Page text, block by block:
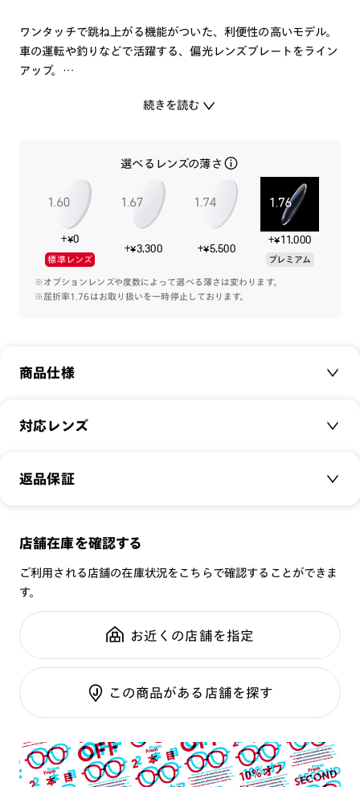
ワンタッチで跳ね上がる機能がついた、利便性の高いモデル。
車の運転や釣りなどで活躍する、偏光レンズプレートをライン
アップ。
専用のプレートケースが付属します。
-カラーレンズプレート-
[紫外線透過率]
0.1%以下
[可視光線透過率]
COLOR 86：15%（偏光レンズ）
COLOR 94：21%（偏光レンズ）
みの販売は行っておりませんのでご注意下さい。他の品番のプ
※本体にカラーレンズを入れ、サングラスプレートを併用した
場合、可視光線透過率が下がり、信号機の色等が判断しづらく
になっております。
※専用ケースの開口部に生地の破れや破損が生じた場合はご使
用を中止してください。
内部の金属パーツによりケガをする恐れがあります。
※＋3300円（税込）～でUVダブルカットレンズへ、＋5500
円（税込）～で遠近両用レンズ（遠近、中近、近近、サポート
レンズ含む）への交換が可能です。
お客様の度数によっては作成できない場合がございます。
※レンズ度数により、フレームとプレートに隙間が生じる場合
がございます。
プレートについて
・本製品は磁石を使用しています。心臓ペースメーカーや電気
で作動する体内埋め込み装置などの医療機器を装着している方
続きを読む
選べるレンズの薄さ
+¥0
標準レンズ
+¥3,300 +¥5,500
+¥11,000
プレミアム
※オプションレンズや度数によって選べる薄さは変わります。
※屈折率1.76はお取り扱いを一時停止しております。
商品仕様
商品名：
サイズ：
シリーズ： SCENE
性別： MEN
鼻パッド：
テンプル：樹脂
対応レンズ
クリアレンズ（常用・老眼鏡用）
※オンラインショップで作成可能なレンズはショッピングカート内で表示され
いしております。
※注文時に【度つき】→【レンズ交換券を発行】をお選びのうえ、店頭にてオ
除きます。）
※お選び頂くフレームや度数によっては作成できない場合がございます。
※RIM限定の記載があるカラーレンズは商品名に＜R!M＞の記載があるフレー
ムのみの対応となります。
返品保証
メガネの度数が合わなくなっても、
全国の店舗で無料フィッティング
修理のご相談もいつでもお気軽に
ご利用ガイド
店舗在庫を確認する
ご利用される店舗の在庫状況をこちらで確認することができま
す。
お近くの店舗を指定
この商品がある店舗を探す